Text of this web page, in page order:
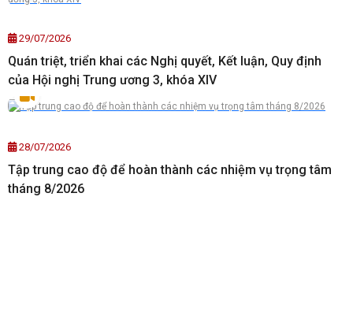
29/07/2026
Quán triệt, triển khai các Nghị quyết, Kết luận, Quy định
của Hội nghị Trung ương 3, khóa XIV
28/07/2026
Tập trung cao độ để hoàn thành các nhiệm vụ trọng tâm
tháng 8/2026